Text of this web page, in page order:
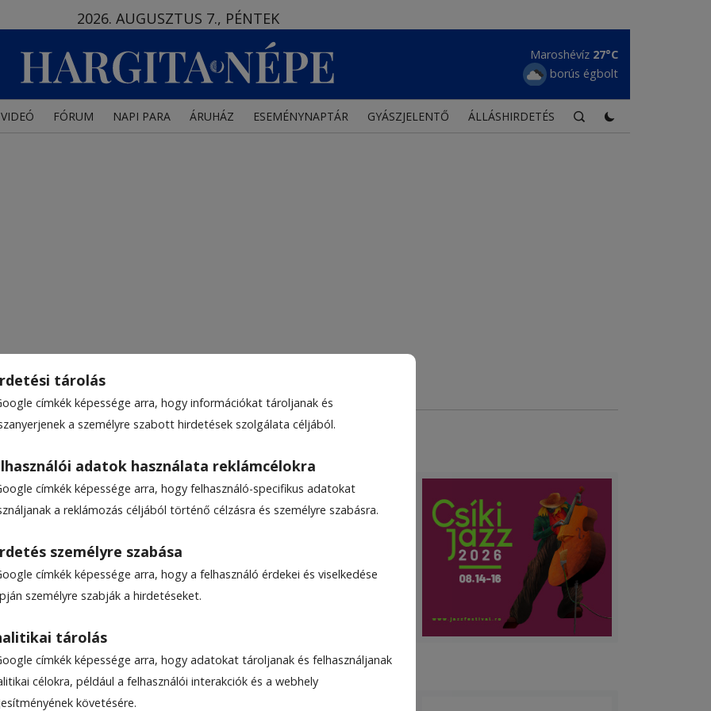
tárolás
címkék képessége arra, hogy információkat tároljanak és
a személyre szabott hirdetések szolgálata céljából.
adatok használata reklámcélokra
címkék képessége arra, hogy felhasználó-specifikus adatokat
a reklámozás céljából történő célzásra és személyre szabásra.
személyre szabása
címkék képessége arra, hogy a felhasználó érdekei és viselkedése
személyre szabják a hirdetéseket.
tárolás
címkék képessége arra, hogy adatokat tároljanak és felhasználjanak
célokra, például a felhasználói interakciók és a webhely
követésére.
2026. AUGUSZTUS 7., PÉNTEK
Maroshévíz 27°C
borús égbolt
VIDEÓ FÓRUM NAPI PARA ÁRUHÁZ ESEMÉNYNAPTÁR GYÁSZJELENTŐ ÁLLÁSHIRDETÉS
találatokban a Hargita Népe elöl legyen!
zajlik a férfiak 17. egyéni Európa-bajnoksága. A svájci
harcolják ki a 2017-ben megrendezendő világkupán